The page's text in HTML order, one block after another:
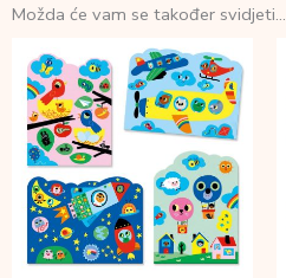
Možda će vam se također svidjeti…